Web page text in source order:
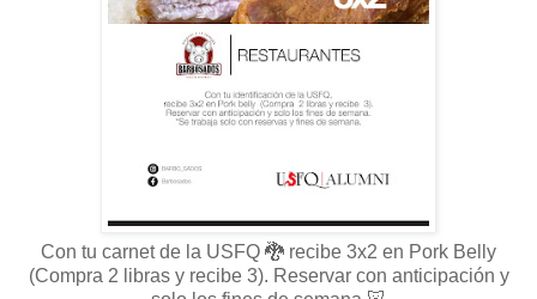
Con tu carnet de la USFQ 🐉 recibe 3x2 en Pork Belly
(Compra 2 libras y recibe 3). Reservar con anticipación y